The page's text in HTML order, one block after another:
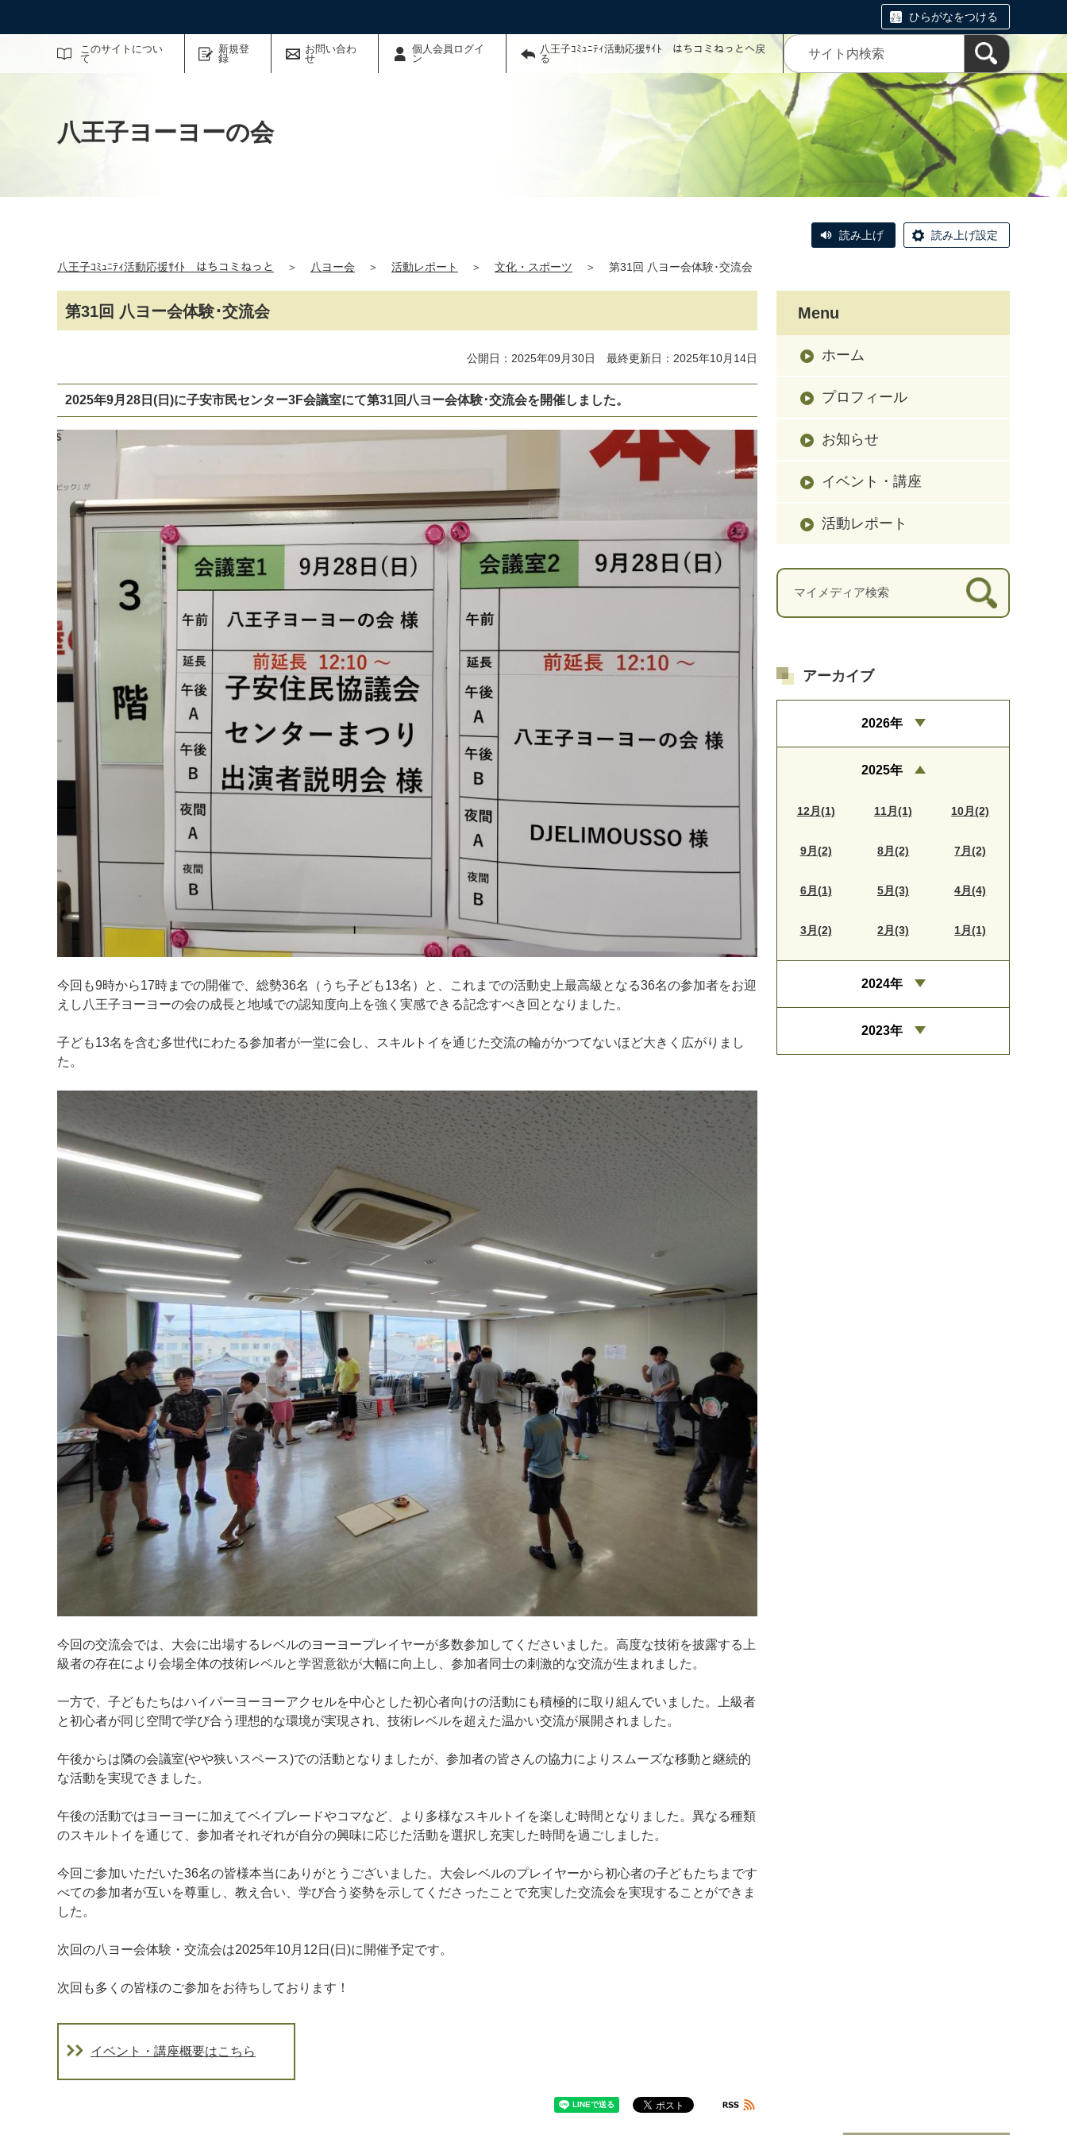
ひらがなをつける
このサイトについ
て
新規登
録
お問い合わ
せ
個人会員ログイ
ン
八王子ｺﾐｭﾆﾃｨ活動応援ｻｲﾄ はちコミねっとへ戻
る
サイト内検索
八王子ヨーヨーの会
読み上げ 読み上げ設定
八王子ｺﾐｭﾆﾃｨ活動応援ｻｲﾄ はちコミねっと ＞ 八ヨー会 ＞ 活動レポート ＞ 文化・スポーツ ＞ 第31回 八ヨー会体験･交流会
第31回 八ヨー会体験･交流会
公開日：2025年09月30日 最終更新日：2025年10月14日
2025年9月28日(日)に子安市民センター3F会議室にて第31回八ヨー会体験･交流会を開催しました。
今回も9時から17時までの開催で、総勢36名（うち子ども13名）と、これまでの活動史上最高級となる36名の参加者をお迎
えし八王子ヨーヨーの会の成長と地域での認知度向上を強く実感できる記念すべき回となりました。
子ども13名を含む多世代にわたる参加者が一堂に会し、スキルトイを通じた交流の輪がかつてないほど大きく広がりまし
た。
今回の交流会では、大会に出場するレベルのヨーヨープレイヤーが多数参加してくださいました。高度な技術を披露する上
級者の存在により会場全体の技術レベルと学習意欲が大幅に向上し、参加者同士の刺激的な交流が生まれました。
一方で、子どもたちはハイパーヨーヨーアクセルを中心とした初心者向けの活動にも積極的に取り組んでいました。上級者
と初心者が同じ空間で学び合う理想的な環境が実現され、技術レベルを超えた温かい交流が展開されました。
午後からは隣の会議室(やや狭いスペース)での活動となりましたが、参加者の皆さんの協力によりスムーズな移動と継続的
な活動を実現できました。
午後の活動ではヨーヨーに加えてベイブレードやコマなど、より多様なスキルトイを楽しむ時間となりました。異なる種類
のスキルトイを通じて、参加者それぞれが自分の興味に応じた活動を選択し充実した時間を過ごしました。
今回ご参加いただいた36名の皆様本当にありがとうございました。大会レベルのプレイヤーから初心者の子どもたちまです
べての参加者が互いを尊重し、教え合い、学び合う姿勢を示してくださったことで充実した交流会を実現することができま
した。
次回の八ヨー会体験・交流会は2025年10月12日(日)に開催予定です。
次回も多くの皆様のご参加をお待ちしております！
イベント・講座概要はこちら
Menu
ホーム
プロフィール
お知らせ
イベント・講座
活動レポート
マイメディア検索
アーカイブ
2026年
2025年
12月(1) 11月(1) 10月(2)
9月(2) 8月(2) 7月(2)
6月(1) 5月(3) 4月(4)
3月(2) 2月(3) 1月(1)
2024年
2023年